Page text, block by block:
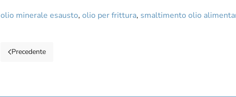
olio minerale esausto, olio per frittura, smaltimento olio
Precedente